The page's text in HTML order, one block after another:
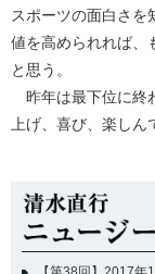
スポーツの面白さを
値を高められれば、
と思う。
昨年は最下位に終
上げ、喜び、楽しん